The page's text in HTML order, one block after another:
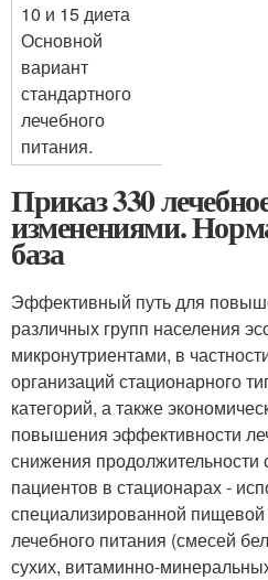
10 и 15 диета
Основной
вариант
стандартного
лечебного
питания.
Приказ 330
изменениями.
база
Эффективный путь для
различных групп населения
микронутриентами, в
организаций стационарного
категорий, а также
повышения эффективности
снижения продолжительности
пациентов в стационарах -
специализированной пищевой
лечебного питания (смесей
сухих, витаминно-